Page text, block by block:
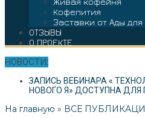
Кофепития
Заставки от Ады
ОТЗЫВЫ
О ПРОЕКТЕ
НОВОСТИ:
ЗАПИСЬ ВЕБИНАРА «
НОВОГО Я» ДОСТУПНА ДЛЯ
На главную » ВСЕ